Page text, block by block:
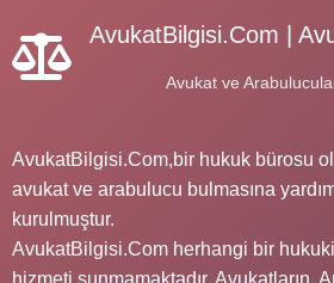
AvukatBilgisi.Com |
Avukat ve
AvukatBilgisi.Com,bir hukuk bürosu
avukat ve arabulucu bulmasına
kurulmuştur.
AvukatBilgisi.Com herhangi bir
hizmeti sunmamaktadır. Avukatların,